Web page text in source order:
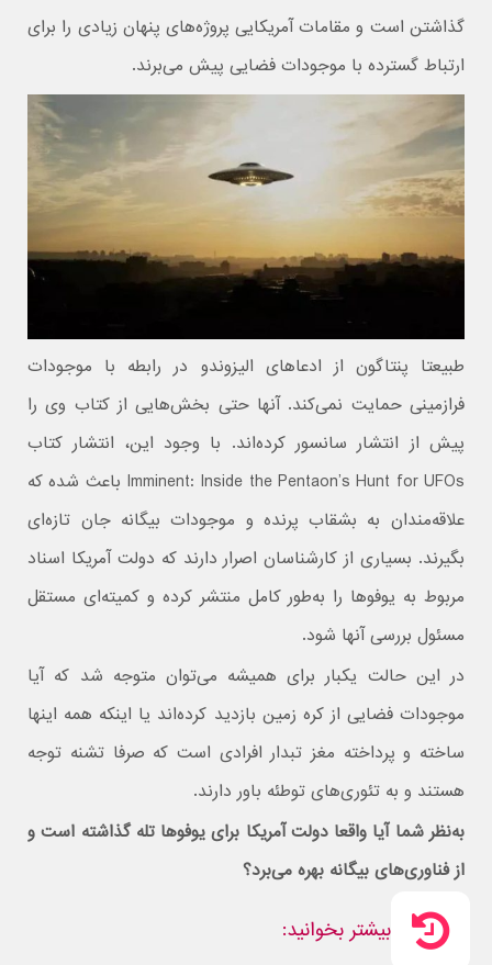
گذاشتن است و مقامات آمریکایی پروژه‌های پنهان زیادی را برای
ارتباط گسترده با موجودات فضایی پیش می‌برند.
طبیعتا پنتاگون از ادعاهای الیزوندو در رابطه با موجودات
فرازمینی حمایت نمی‌کند. آنها حتی بخش‌هایی از کتاب وی را
پیش از انتشار سانسور کرده‌اند. با وجود این، انتشار کتاب
Imminent: Inside the Pentaon’s Hunt for UFOs باعث شده که
علاقه‌مندان به بشقاب پرنده و موجودات بیگانه جان تازه‌ای
بگیرند. بسیاری از کارشناسان اصرار دارند که دولت آمریکا اسناد
مربوط به یوفوها را به‌طور کامل منتشر کرده و کمیته‌ای مستقل
مسئول بررسی آنها شود.
در این حالت یکبار برای همیشه می‌توان متوجه شد که آیا
موجودات فضایی از کره زمین بازدید کرده‌اند یا اینکه همه اینها
ساخته و پرداخته مغز تبدار افرادی است که صرفا تشنه توجه
هستند و به تئوری‌های توطئه باور دارند.
به‌نظر شما آیا واقعا دولت آمریکا برای یوفوها تله گذاشته است و
از فناوری‌های بیگانه بهره می‌برد؟
بیشتر بخوانید: